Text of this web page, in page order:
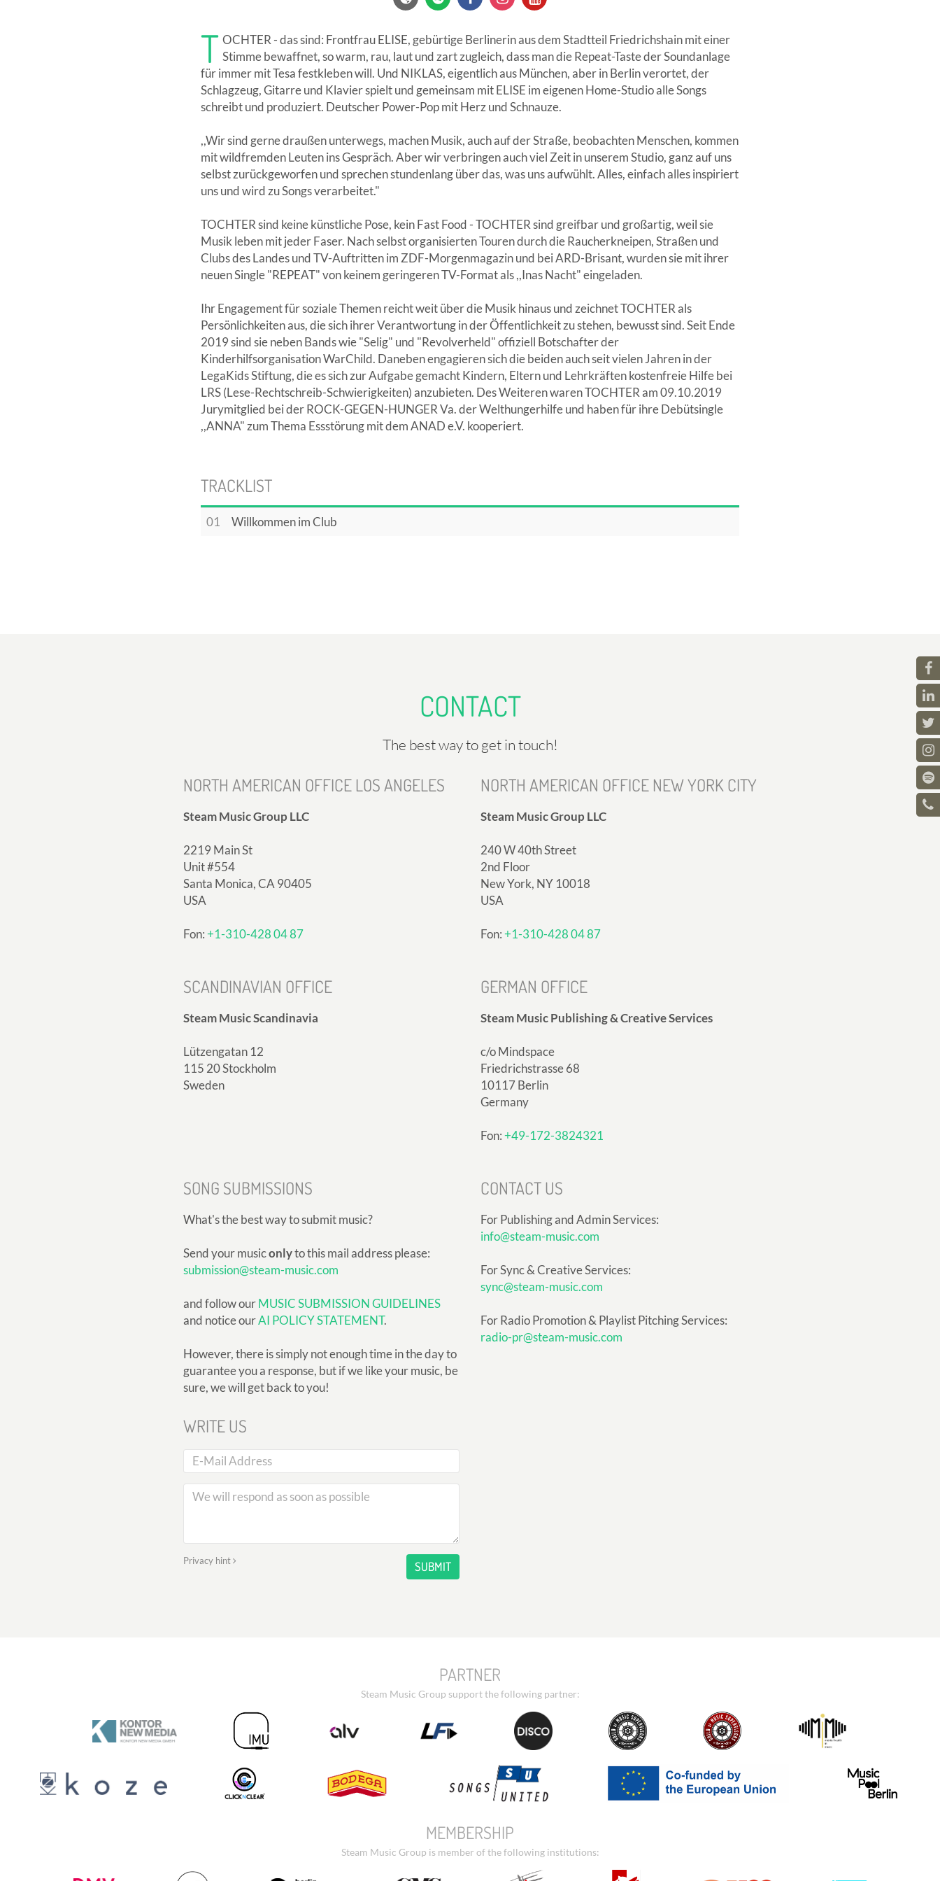
T OCHTER - das sind: Frontfrau ELISE, gebürtige Berlinerin aus dem Stadtteil Friedrichshain mit einer
Stimme bewaffnet, so warm, rau, laut und zart zugleich, dass man die Repeat-Taste der Soundanlage
für immer mit Tesa festkleben will. Und NIKLAS, eigentlich aus München, aber in Berlin verortet, der
Schlagzeug, Gitarre und Klavier spielt und gemeinsam mit ELISE im eigenen Home-Studio alle Songs
schreibt und produziert. Deutscher Power-Pop mit Herz und Schnauze.
,,Wir sind gerne draußen unterwegs, machen Musik, auch auf der Straße, beobachten Menschen, kommen
mit wildfremden Leuten ins Gespräch. Aber wir verbringen auch viel Zeit in unserem Studio, ganz auf uns
selbst zurückgeworfen und sprechen stundenlang über das, was uns aufwühlt. Alles, einfach alles inspiriert
uns und wird zu Songs verarbeitet."
TOCHTER sind keine künstliche Pose, kein Fast Food - TOCHTER sind greifbar und großartig, weil sie
Musik leben mit jeder Faser. Nach selbst organisierten Touren durch die Raucherkneipen, Straßen und
Clubs des Landes und TV-Auftritten im ZDF-Morgenmagazin und bei ARD-Brisant, wurden sie mit ihrer
neuen Single "REPEAT" von keinem geringeren TV-Format als ,,Inas Nacht" eingeladen.
Ihr Engagement für soziale Themen reicht weit über die Musik hinaus und zeichnet TOCHTER als
Persönlichkeiten aus, die sich ihrer Verantwortung in der Öffentlichkeit zu stehen, bewusst sind. Seit Ende
2019 sind sie neben Bands wie "Selig" und "Revolverheld" offiziell Botschafter der
Kinderhilfsorganisation WarChild. Daneben engagieren sich die beiden auch seit vielen Jahren in der
LegaKids Stiftung, die es sich zur Aufgabe gemacht Kindern, Eltern und Lehrkräften kostenfreie Hilfe bei
LRS (Lese-Rechtschreib-Schwierigkeiten) anzubieten. Des Weiteren waren TOCHTER am 09.10.2019
Jurymitglied bei der ROCK-GEGEN-HUNGER Va. der Welthungerhilfe und haben für ihre Debütsingle
,,ANNA" zum Thema Essstörung mit dem ANAD e.V. kooperiert.
TRACKLIST
01 Willkommen im Club
CONTACT
The best way to get in touch!
NORTH AMERICAN OFFICE LOS ANGELES
Steam Music Group LLC
2219 Main St
Unit #554
Santa Monica, CA 90405
USA
Fon:+1-310-428 04 87
NORTH AMERICAN OFFICE NEW YORK CITY
Steam Music Group LLC
240 W 40th Street
2nd Floor
New York, NY 10018
USA
Fon:+1-310-428 04 87
SCANDINAVIAN OFFICE
Steam Music Scandinavia
Lützengatan 12
115 20 Stockholm
Sweden
GERMAN OFFICE
Steam Music Publishing & Creative Services
c/o Mindspace
Friedrichstrasse 68
10117 Berlin
Germany
Fon:+49-172-3824321
SONG SUBMISSIONS
What's the best way to submit music?
Send your musiconlyto this mail address please:
submission@steam-music.com
and follow ourMUSIC SUBMISSION GUIDELINES
and notice ourAI POLICY STATEMENT.
However, there is simply not enough time in the day to
guarantee you a response, but if we like your music, be
sure, we will get back to you!
CONTACT US
For Publishing and Admin Services:
info@steam-music.com
For Sync & Creative Services:
sync@steam-music.com
For Radio Promotion & Playlist Pitching Services:
radio-pr@steam-music.com
WRITE US
Privacy hint SUBMIT
PARTNER
Steam Music Group support the following partner:
MEMBERSHIP
Steam Music Group is member of the following institutions: